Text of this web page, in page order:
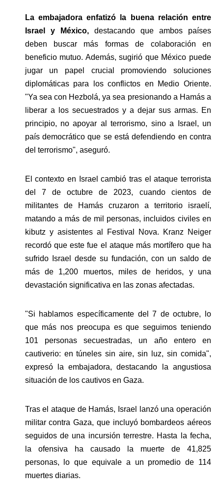
La embajadora enfatizó la buena relación entre
Israel y México, destacando que ambos países
deben buscar más formas de colaboración en
beneficio mutuo. Además, sugirió que México puede
jugar un papel crucial promoviendo soluciones
diplomáticas para los conflictos en Medio Oriente.
"Ya sea con Hezbolá, ya sea presionando a Hamás a
liberar a los secuestrados y a dejar sus armas. En
principio, no apoyar al terrorismo, sino a Israel, un
país democrático que se está defendiendo en contra
del terrorismo", aseguró.
El contexto en Israel cambió tras el ataque terrorista
del 7 de octubre de 2023, cuando cientos de
militantes de Hamás cruzaron a territorio israelí,
matando a más de mil personas, incluidos civiles en
kibutz y asistentes al Festival Nova. Kranz Neiger
recordó que este fue el ataque más mortífero que ha
sufrido Israel desde su fundación, con un saldo de
más de 1,200 muertos, miles de heridos, y una
devastación significativa en las zonas afectadas.
"Si hablamos específicamente del 7 de octubre, lo
que más nos preocupa es que seguimos teniendo
101 personas secuestradas, un año entero en
cautiverio: en túneles sin aire, sin luz, sin comida",
expresó la embajadora, destacando la angustiosa
situación de los cautivos en Gaza.
Tras el ataque de Hamás, Israel lanzó una operación
militar contra Gaza, que incluyó bombardeos aéreos
seguidos de una incursión terrestre. Hasta la fecha,
la ofensiva ha causado la muerte de 41,825
personas, lo que equivale a un promedio de 114
muertes diarias.